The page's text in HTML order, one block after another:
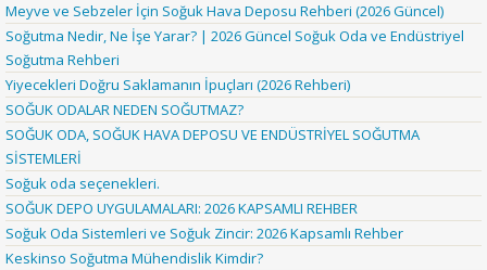
Meyve ve Sebzeler İçin Soğuk Hava Deposu Rehberi (2026 Güncel)
Soğutma Nedir, Ne İşe Yarar? | 2026 Güncel Soğuk Oda ve Endüstriyel
Soğutma Rehberi
Yiyecekleri Doğru Saklamanın İpuçları (2026 Rehberi)
SOĞUK ODALAR NEDEN SOĞUTMAZ?
SOĞUK ODA, SOĞUK HAVA DEPOSU VE ENDÜSTRİYEL SOĞUTMA
SİSTEMLERİ
Soğuk oda seçenekleri.
SOĞUK DEPO UYGULAMALARI: 2026 KAPSAMLI REHBER
Soğuk Oda Sistemleri ve Soğuk Zincir: 2026 Kapsamlı Rehber
Keskinso Soğutma Mühendislik Kimdir?